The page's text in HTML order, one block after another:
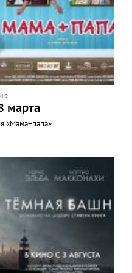
марта
«Мама+папа»